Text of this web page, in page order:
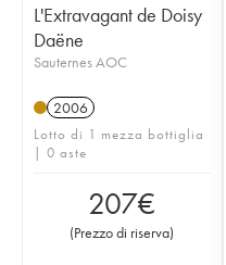
L'Extravagant de Doisy
Daëne
Sauternes AOC
2006
Lotto di 1 mezza bottiglia
| 0 aste
207€
(Prezzo di riserva)